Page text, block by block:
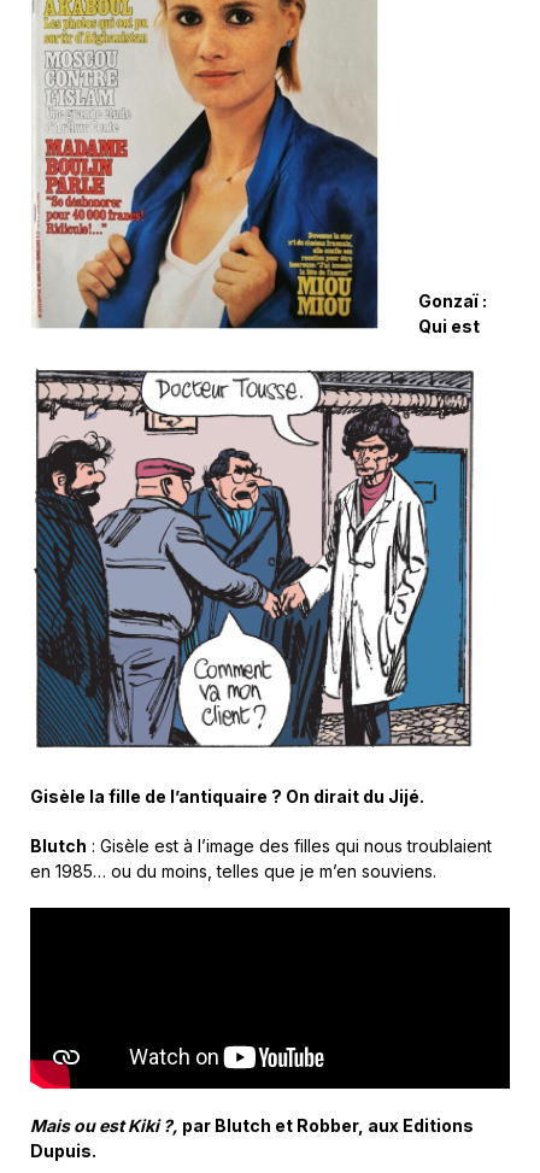
Gonzaï :
Qui est
Gisèle la fille de l’antiquaire ? On dirait du Jijé.
Blutch : Gisèle est à l’image des filles qui nous troublaient
en 1985… ou du moins, telles que je m’en souviens.
Mais ou est Kiki ?, par Blutch et Robber, aux Editions
Dupuis.